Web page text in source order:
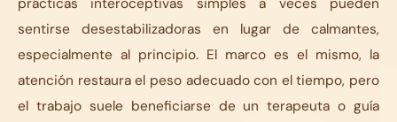
prácticas interoceptivas simples a veces pueden
sentirse desestabilizadoras en lugar de calmantes,
especialmente al principio. El marco es el mismo, la
atención restaura el peso adecuado con el tiempo, pero
el trabajo suele beneficiarse de un terapeuta o guía